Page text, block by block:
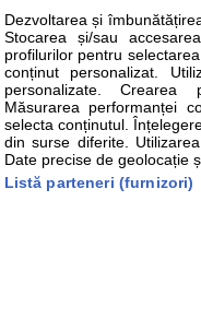
pe sfatulmedicului.ro
pe langa informatia primita
-
a
CNAS
Parteneri
Inscriere clinica
Dezvoltarea și
Stocarea și/sau
profilurilor pentru
conținut personalizat.
personalizate. Crearea
Măsurarea performanței
selecta conținutul.
din surse diferite.
Date precise de geolocație
Listă parteneri (furnizori)